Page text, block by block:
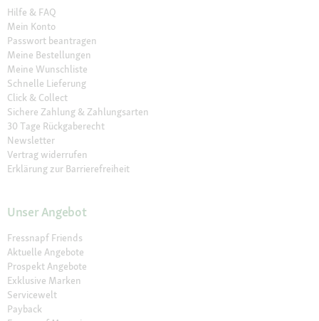
Hilfe & FAQ
Mein Konto
Passwort beantragen
Meine Bestellungen
Meine Wunschliste
Schnelle Lieferung
Click & Collect
Sichere Zahlung & Zahlungsarten
30 Tage Rückgaberecht
Newsletter
Vertrag widerrufen
Erklärung zur Barrierefreiheit
Unser Angebot
Fressnapf Friends
Aktuelle Angebote
Prospekt Angebote
Exklusive Marken
Servicewelt
Payback